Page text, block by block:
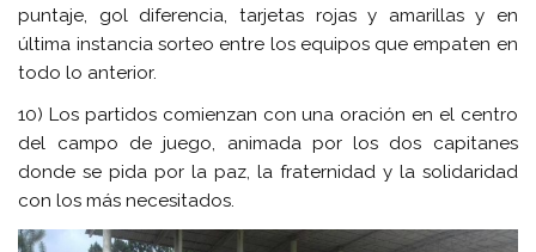
puntaje, gol diferencia, tarjetas rojas y amarillas y en
última instancia sorteo entre los equipos que empaten en
todo lo anterior.
10) Los partidos comienzan con una oración en el centro
del campo de juego, animada por los dos capitanes
donde se pida por la paz, la fraternidad y la solidaridad
con los más necesitados.